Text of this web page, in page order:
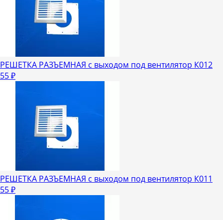
РЕШЕТКА РАЗЪЕМНАЯ с выходом под вентилятор К012
55₽
РЕШЕТКА РАЗЪЕМНАЯ с выходом под вентилятор К011
55₽